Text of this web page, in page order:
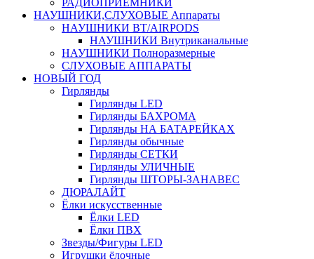
РАДИОПРИЁМНИКИ
НАУШНИКИ,СЛУХОВЫЕ Аппараты
НАУШНИКИ BT/AIRPODS
НАУШНИКИ Внутриканальные
НАУШНИКИ Полноразмерные
СЛУХОВЫЕ АППАРАТЫ
НОВЫЙ ГОД
Гирлянды
Гирлянды LED
Гирлянды БАХРОМА
Гирлянды НА БАТАРЕЙКАХ
Гирлянды обычные
Гирлянды СЕТКИ
Гирлянды УЛИЧНЫЕ
Гирлянды ШТОРЫ-ЗАНАВЕС
ДЮРАЛАЙТ
Ёлки искусственные
Ёлки LED
Ёлки ПВХ
Звезды/Фигуры LED
Игрушки ёлочные